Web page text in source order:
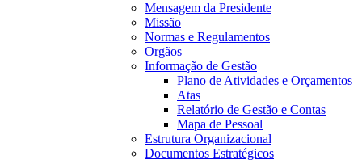
Mensagem da Presidente
Missão
Normas e Regulamentos
Orgãos
Informação de Gestão
Plano de Atividades e Orçamentos
Atas
Relatório de Gestão e Contas
Mapa de Pessoal
Estrutura Organizacional
Documentos Estratégicos